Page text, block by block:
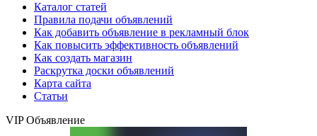
Каталог статей
Правила подачи объявлений
Как добавить объявление в рекламный блок
Как повысить эффективность объявлений
Как создать магазин
Раскрутка доски объявлений
Карта сайта
Статьи
VIP Объявление